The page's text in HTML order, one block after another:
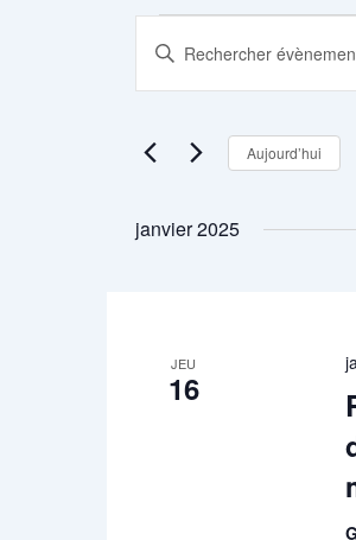
navigation
vues
Saisir
Rechercher
Évènements
mot-
Aujourd’hui
janvier 2025
JEU
16